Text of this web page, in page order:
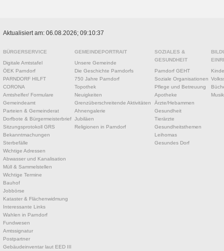
Aktualisiert am: 06.08.2026; 09:10:37
BÜRGERSERVICE
Digitale Amtstafel
ÖEK Parndorf
PARNDORF HILFT
CORONA
Amtshelfer/ Formulare
Gemeindeamt
Parteien & Gemeinderat
Dorfbote & Bürgermeisterbrief
Sitzungsprotokoll GRS
Bekanntmachungen
Sterbefälle
Wichtige Adressen
Abwasser und Kanalisation
Müll & Sammelstellen
Wichtige Termine
Bauhof
Jobbörse
Kataster & Flächenwidmung
Interessante Links
Wahlen in Parndorf
Fundwesen
Amtssignatur
Postpartner
Gebäudeinventar laut EED III
GEMEINDEPORTRAIT
Unsere Gemeinde
Die Geschichte Parndorfs
750 Jahre Parndorf
Topothek
Neuigkeiten
Grenzüberschreitende Aktivitäten
Ahnengalerie
Jubiläen
Religionen in Parndorf
SOZIALES &
GESUNDHEIT
Parndorf GEHT
Soziale Organisationen
Pflege und Betreuung
Apotheke
Ärzte/Hebammen
Gesundheit
Tierärzte
Gesundheitsthemen
Leihomas
Gesundes Dorf